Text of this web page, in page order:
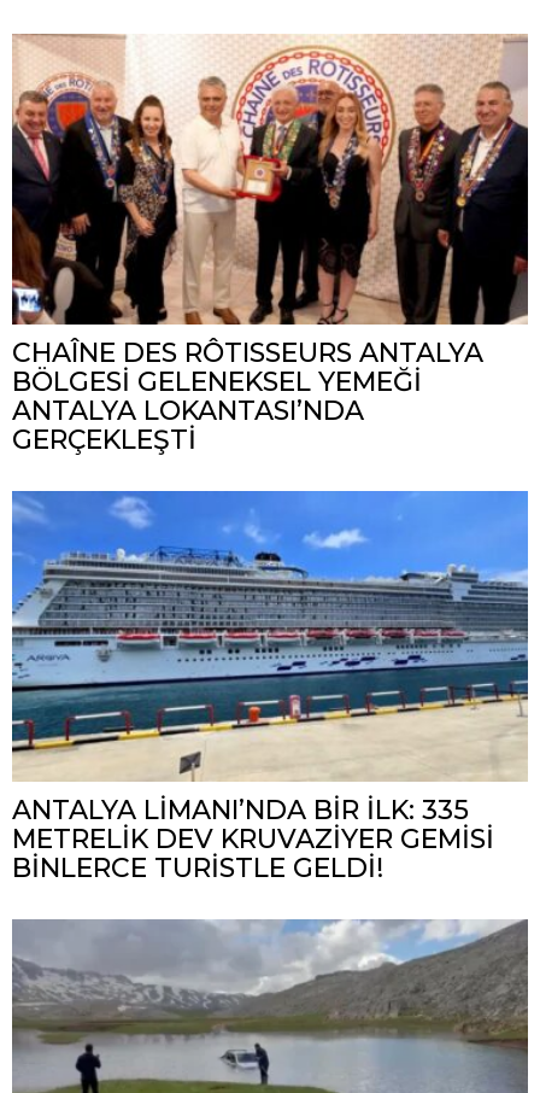
CHAÎNE DES RÔTISSEURS ANTALYA
BÖLGESİ GELENEKSEL YEMEĞİ
ANTALYA LOKANTASI’NDA
GERÇEKLEŞTİ
ANTALYA LİMANI’NDA BİR İLK: 335
METRELİK DEV KRUVAZİYER GEMİSİ
BİNLERCE TURİSTLE GELDİ!